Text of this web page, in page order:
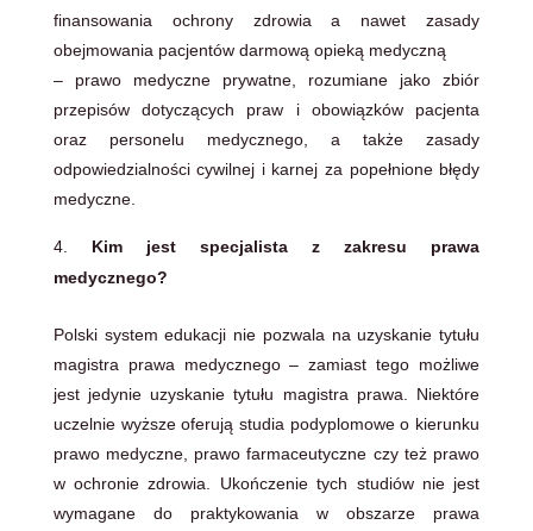
finansowania ochrony zdrowia a nawet zasady
obejmowania pacjentów darmową opieką medyczną
– prawo medyczne prywatne, rozumiane jako zbiór
przepisów dotyczących praw i obowiązków pacjenta
oraz personelu medycznego, a także zasady
odpowiedzialności cywilnej i karnej za popełnione błędy
medyczne.
Kim jest specjalista z zakresu prawa
medycznego?
Polski system edukacji nie pozwala na uzyskanie tytułu
magistra prawa medycznego – zamiast tego możliwe
jest jedynie uzyskanie tytułu magistra prawa. Niektóre
uczelnie wyższe oferują studia podyplomowe o kierunku
prawo medyczne, prawo farmaceutyczne czy też prawo
w ochronie zdrowia. Ukończenie tych studiów nie jest
wymagane do praktykowania w obszarze prawa